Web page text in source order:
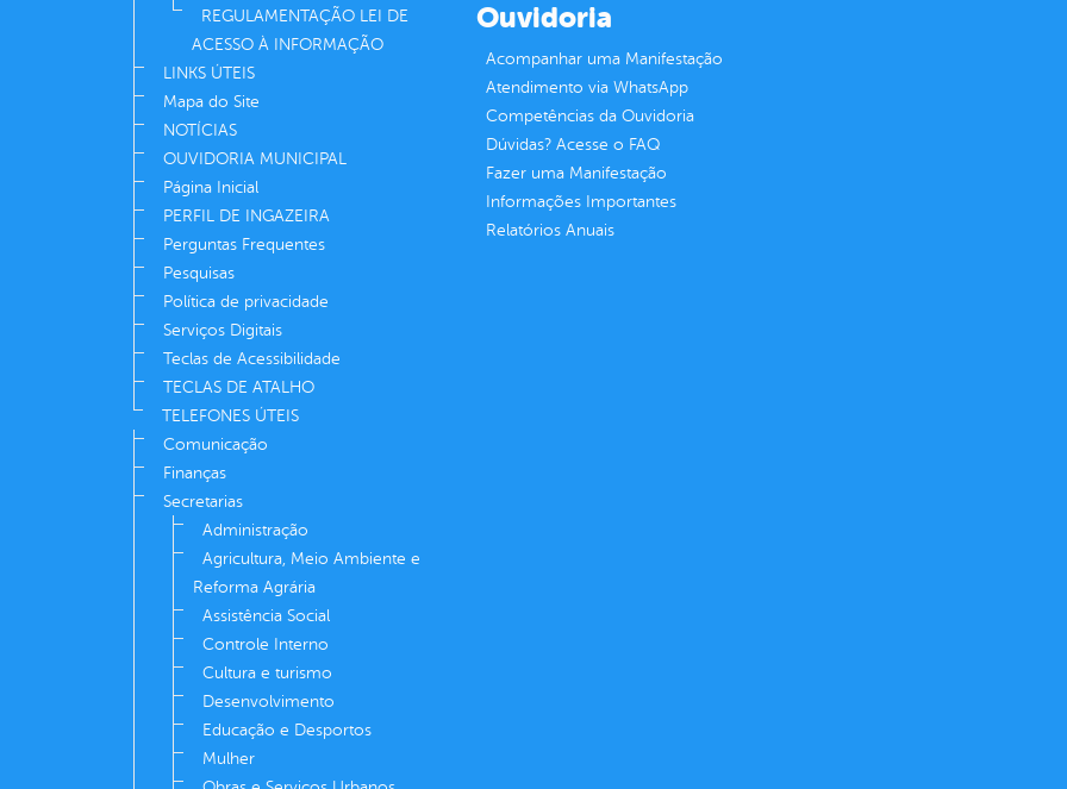
REGULAMENTAÇÃO LEI DE
ACESSO À INFORMAÇÃO
LINKS ÚTEIS
Mapa do Site
NOTÍCIAS
OUVIDORIA MUNICIPAL
Página Inicial
PERFIL DE INGAZEIRA
Perguntas Frequentes
Pesquisas
Política de privacidade
Serviços Digitais
Teclas de Acessibilidade
TECLAS DE ATALHO
TELEFONES ÚTEIS
Comunicação
Finanças
Secretarias
Administração
Agricultura, Meio Ambiente e
Reforma Agrária
Assistência Social
Controle Interno
Cultura e turismo
Desenvolvimento
Educação e Desportos
Mulher
Ouvidoria
Acompanhar uma Manifestação
Atendimento via WhatsApp
Competências da Ouvidoria
Dúvidas? Acesse o FAQ
Fazer uma Manifestação
Informações Importantes
Relatórios Anuais